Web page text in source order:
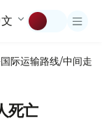
际运输路线/中间走廊
死亡